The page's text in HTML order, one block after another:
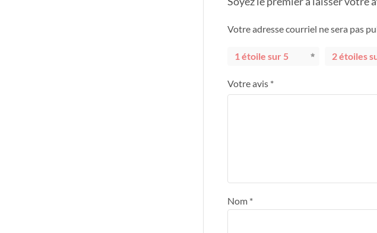
Votre adresse courriel ne sera pas
1 étoile sur 5 2 étoiles
Votre avis *
Nom *